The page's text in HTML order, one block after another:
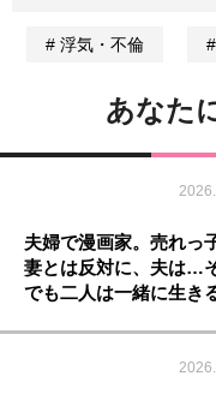
浮気・不倫
あなた
夫婦で漫画家。売れっ
妻とは反対に、夫は…
でも二人は一緒に生き